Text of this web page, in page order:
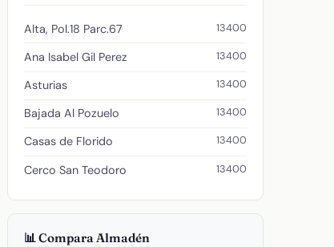
13400.
Alta, Pol.18 Parc.67 13400
Ana Isabel Gil Perez 13400
Asturias 13400
Bajada Al Pozuelo 13400
Casas de Florido 13400
Cerco San Teodoro 13400
📊 Compara Almadén